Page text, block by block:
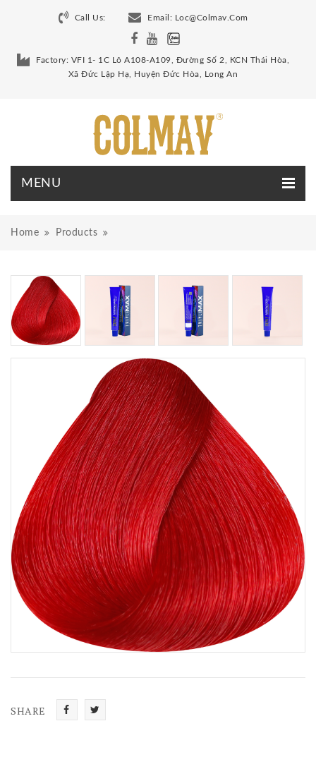
Call Us: Email: Loc@colmav.com
Factory: VFI 1- 1C Lô A108-A109, Đường Số 2, KCN Thái Hòa,
Xã Đức Lập Hạ, Huyện Đức Hòa, Long An
Home Products
SHARE